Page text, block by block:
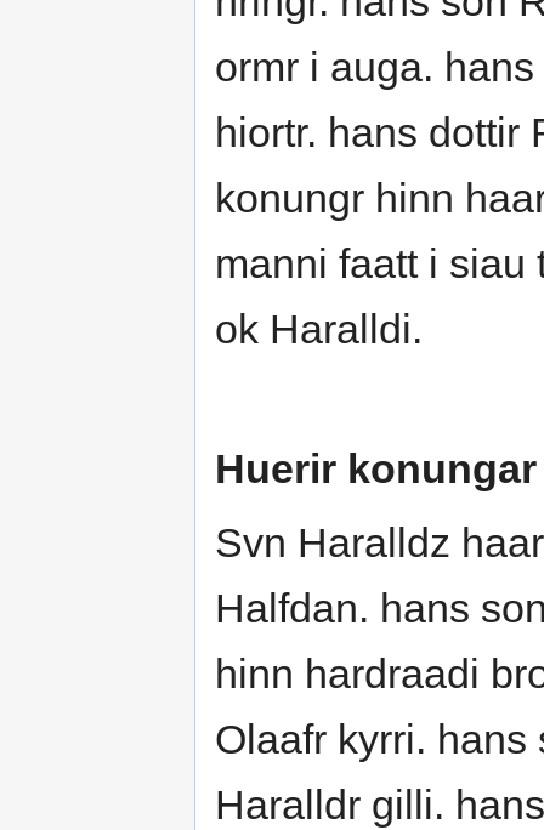
ormr i auga.
hiortr. hans dottir
konungr hinn
manni faatt i
ok Haralldi.
Huerir
Svn Haralldz
Halfdan. hans
hinn hardraadi
Olaafr kyrri.
Haralldr gilli.